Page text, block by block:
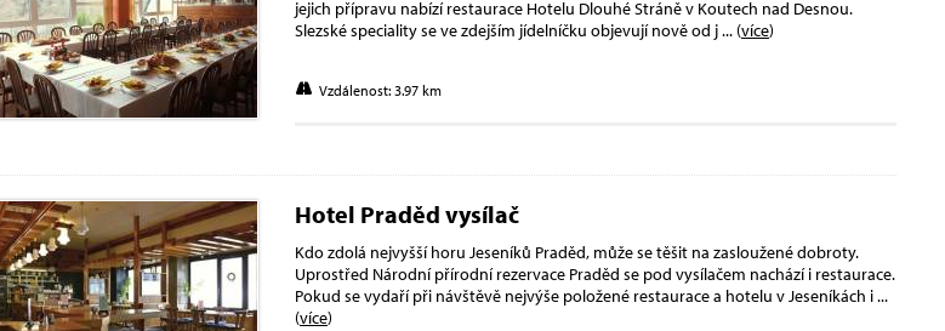
jejich přípravu nabízí restaurace Hotelu Dlouhé Stráně v Koutech nad Desnou.
Slezské speciality se ve zdejším jídelníčku objevují nově od j... (více)
Vzdálenost: 3.97 km
Hotel Praděd vysílač
Kdo zdolá nejvyšší horu Jeseníků Praděd, může se těšit na zasloužené dobroty.
Uprostřed Národní přírodní rezervace Praděd se pod vysílačem nachází i restaurace.
Pokud se vydaří při návštěvě nejvýše položené restaurace a hotelu v Jeseníkách i...
(více)